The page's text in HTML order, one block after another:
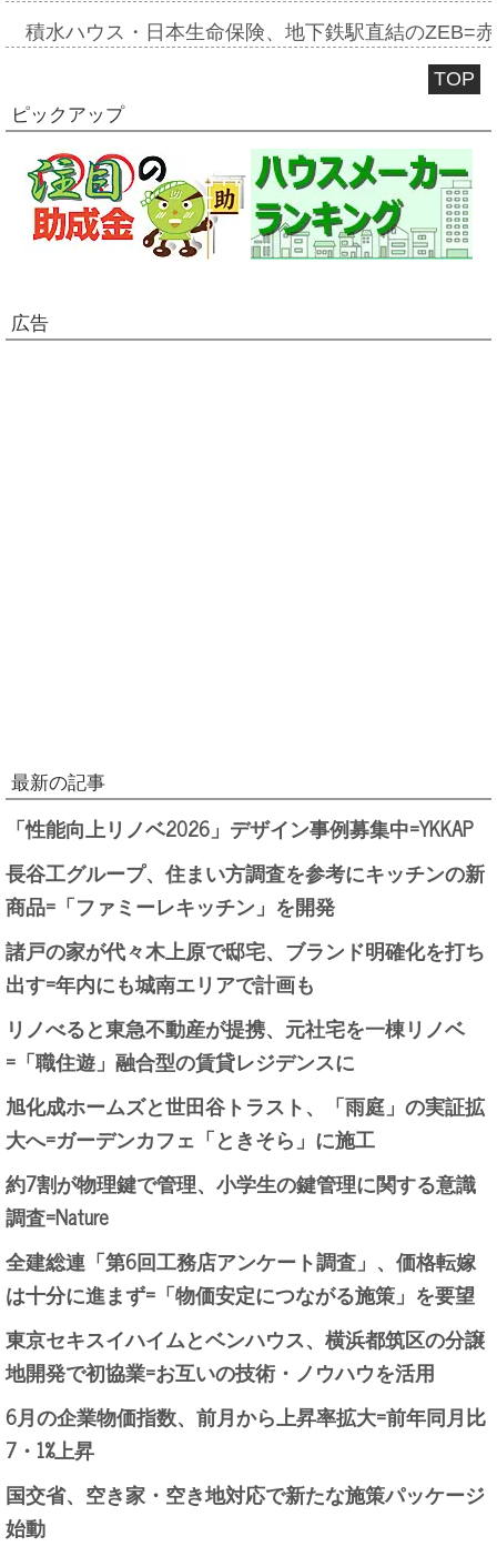
積水ハウス・日本生命保険、地下鉄駅直結のZEB=
TOP
ピックアップ
広告
最新の記事
「性能向上リノベ2026」デザイン事例募集中=YKKAP
長谷工グループ、住まい方調査を参考にキッチンの新
商品=「ファミーレキッチン」を開発
諸戸の家が代々木上原で邸宅、ブランド明確化を打ち
出す=年内にも城南エリアで計画も
リノべると東急不動産が提携、元社宅を一棟リノベ
=「職住遊」融合型の賃貸レジデンスに
旭化成ホームズと世田谷トラスト、「雨庭」の実証拡
大へ=ガーデンカフェ「ときそら」に施工
約7割が物理鍵で管理、小学生の鍵管理に関する意識
調査=Nature
全建総連「第6回工務店アンケート調査」、価格転嫁
は十分に進まず=「物価安定につながる施策」を要望
東京セキスイハイムとベンハウス、横浜都筑区の分譲
地開発で初協業=お互いの技術・ノウハウを活用
6月の企業物価指数、前月から上昇率拡大=前年同月比
7・1%上昇
国交省、空き家・空き地対応で新たな施策パッケージ
始動